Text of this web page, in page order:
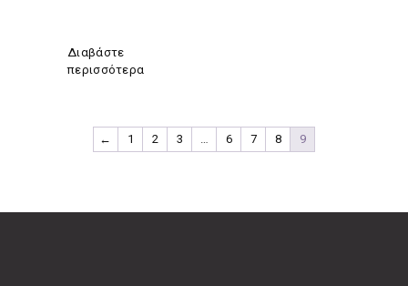
Διαβάστε
περισσότερα
← 1 2 3 … 6 7 8 9